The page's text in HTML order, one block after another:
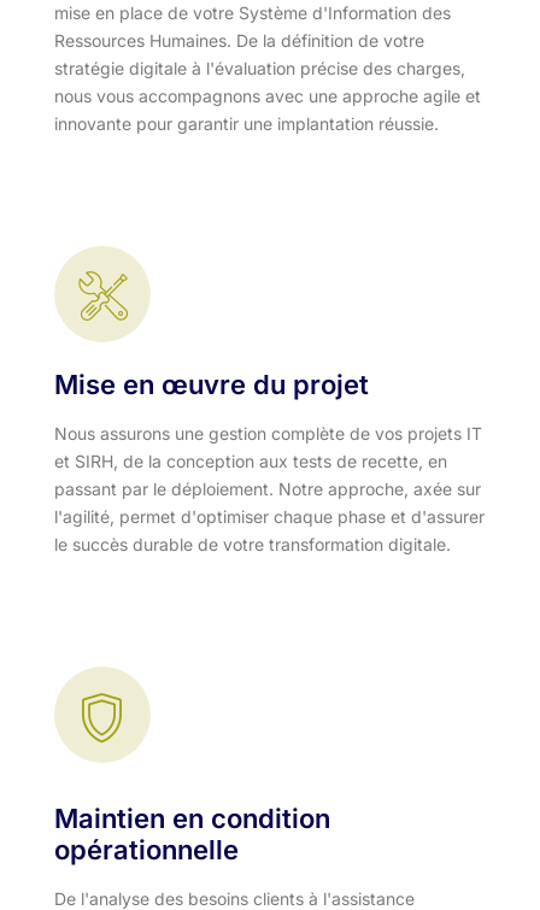
mise en place de votre Système d'Information des
Ressources Humaines. De la définition de votre
stratégie digitale à l'évaluation précise des charges,
nous vous accompagnons avec une approche agile et
innovante pour garantir une implantation réussie.
Mise en œuvre du projet
Nous assurons une gestion complète de vos projets IT
et SIRH, de la conception aux tests de recette, en
passant par le déploiement. Notre approche, axée sur
l'agilité, permet d'optimiser chaque phase et d'assurer
le succès durable de votre transformation digitale.
Maintien en condition
opérationnelle
De l'analyse des besoins clients à l'assistance